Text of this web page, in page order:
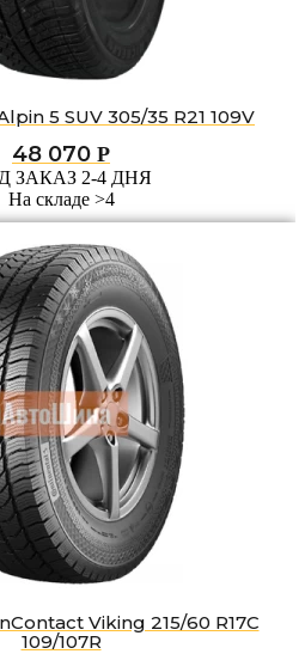
5 SUV 305/35 R21 109V
48 070 Р
ЗАКАЗ 2-4 ДНЯ
На складе >4
Viking 215/60 R17C
109/107R